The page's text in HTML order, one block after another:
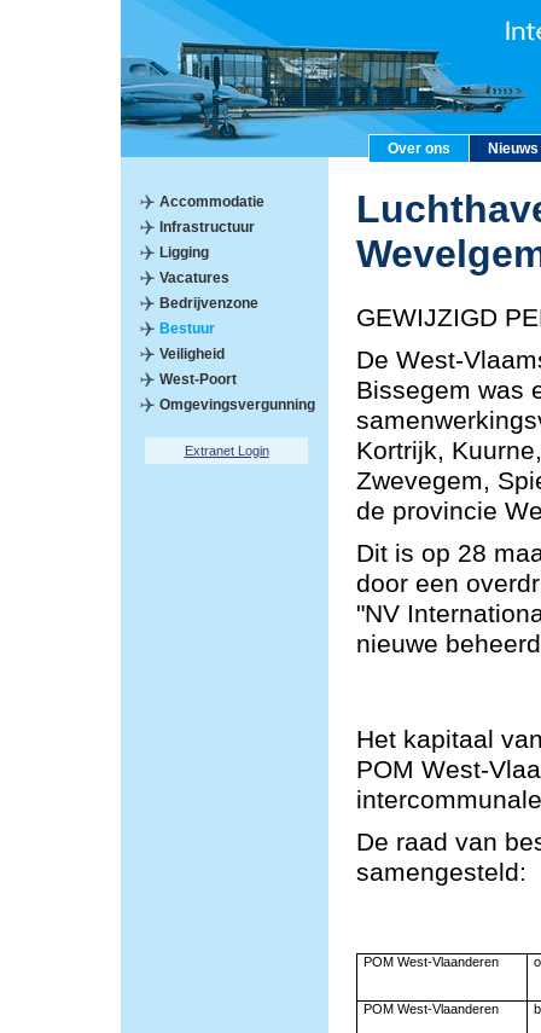
Over ons Nieuws
Accommodatie
Infrastructuur
Ligging
Vacatures
Bedrijvenzone
Bestuur
Veiligheid
West-Poort
Omgevingsvergunning
Extranet Login
GEWIJZIGD
De West-
Bissegem was
Kortrijk,
Zwevegem,
de provincie
Dit is op 28
door een
"NV
nieuwe
Het kapitaal
POM West-
De raad van
samengesteld:
POM West-Vlaanderen
POM West-Vlaanderen